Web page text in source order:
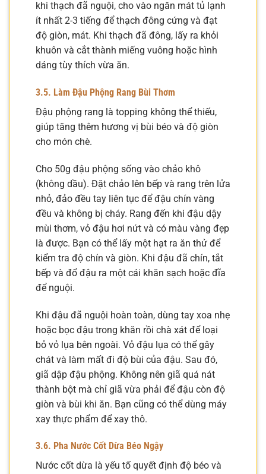
khi thạch đã nguội, cho vào ngăn mát tủ lạnh
ít nhất 2-3 tiếng để thạch đông cứng và đạt
độ giòn, mát. Khi thạch đã đông, lấy ra khỏi
khuôn và cắt thành miếng vuông hoặc hình
dáng tùy thích vừa ăn.
3.5. Làm Đậu Phộng Rang Bùi Thơm
Đậu phộng rang là topping không thể thiếu,
giúp tăng thêm hương vị bùi béo và độ giòn
cho món chè.
Cho 50g đậu phộng sống vào chảo khô
(không dầu). Đặt chảo lên bếp và rang trên lửa
nhỏ, đảo đều tay liên tục để đậu chín vàng
đều và không bị cháy. Rang đến khi đậu dậy
mùi thơm, vỏ đậu hơi nứt và có màu vàng đẹp
là được. Bạn có thể lấy một hạt ra ăn thử để
kiểm tra độ chín và giòn. Khi đậu đã chín, tắt
bếp và đổ đậu ra một cái khăn sạch hoặc đĩa
để nguội.
Khi đậu đã nguội hoàn toàn, dùng tay xoa nhẹ
hoặc bọc đậu trong khăn rồi chà xát để loại
bỏ vỏ lụa bên ngoài. Vỏ đậu lụa có thể gây
chát và làm mất đi độ bùi của đậu. Sau đó,
giã dập đậu phộng. Không nên giã quá nát
thành bột mà chỉ giã vừa phải để đậu còn độ
giòn và bùi khi ăn. Bạn cũng có thể dùng máy
xay thực phẩm để xay thô.
3.6. Pha Nước Cốt Dừa Béo Ngậy
Nước cốt dừa là yếu tố quyết định độ béo và